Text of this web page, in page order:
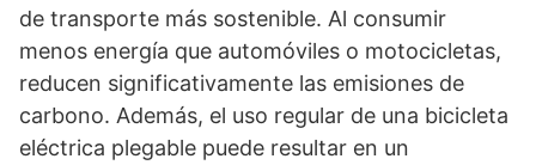
de transporte más sostenible. Al consumir
menos energía que automóviles o motocicletas,
reducen significativamente las emisiones de
carbono. Además, el uso regular de una bicicleta
eléctrica plegable puede resultar en un